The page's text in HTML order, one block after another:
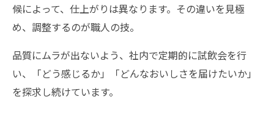
候によって、仕上がりは異なります。その違いを見極
め、調整するのが職人の技。
品質にムラが出ないよう、社内で定期的に試飲会を行
い、「どう感じるか」「どんなおいしさを届けたいか」
を探求し続けています。